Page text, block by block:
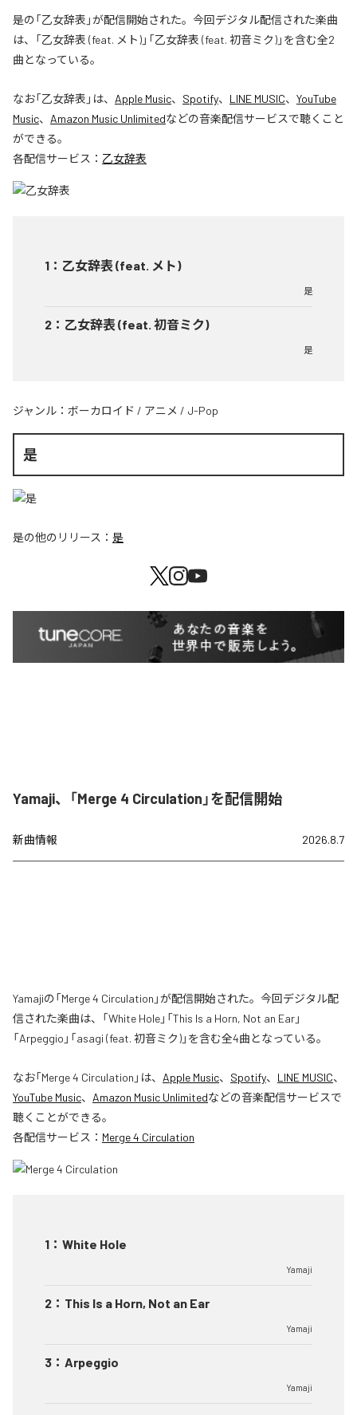
是の「乙女辞表」が配信開始された。今回デジタル配信された楽曲
は、「乙女辞表 (feat. メト)」「乙女辞表 (feat. 初音ミク)」を含む全2
曲となっている。
なお「乙女辞表 」は、 Apple Music、 Spotify、 LINE MUSIC、 YouTube
Music、 Amazon Music Unlimitedなどの音楽配信サービスで聴くこと
ができる。
各配信サービス： 乙女辞表
1 ： 乙女辞表 (feat. メト)
是
2 ： 乙女辞表 (feat. 初音ミク)
是
ジャンル： ボーカロイド / アニメ / J-Pop
是
是の他のリリース： 是
Yamaji、「Merge 4 Circulation」を配信開始
新曲情報 2026.8.7
Yamajiの「Merge 4 Circulation」が配信開始された。今回デジタル配
信された楽曲は、「White Hole」「This Is a Horn, Not an Ear」
「Arpeggio」「asagi (feat. 初音ミク)」を含む全4曲となっている。
なお「Merge 4 Circulation 」は、 Apple Music、 Spotify、 LINE MUSIC、
YouTube Music、 Amazon Music Unlimitedなどの音楽配信サービスで
聴くことができる。
各配信サービス： Merge 4 Circulation
1 ： White Hole
Yamaji
2 ： This Is a Horn, Not an Ear
Yamaji
3 ： Arpeggio
Yamaji